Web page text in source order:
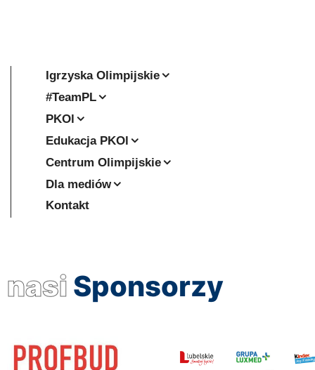
Igrzyska Olimpijskie
#TeamPL
PKOl
Edukacja PKOl
Centrum Olimpijskie
Dla mediów
Kontakt
nasi Sponsorzy